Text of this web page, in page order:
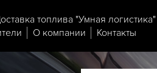
топлива "Умная логистика"
О компании Контакты